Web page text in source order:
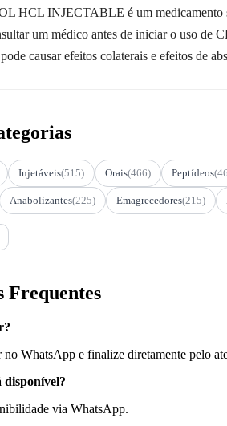
HCL INJECTABLE é um medicamento
um médico antes de iniciar o uso
causar efeitos colaterais e efeitos de
Injetáveis(515) Orais(466) Peptídeos
Anabolizantes(225) Emagrecedores(215)
Frequentes
no WhatsApp e finalize diretamente pelo
disponível?
via WhatsApp.